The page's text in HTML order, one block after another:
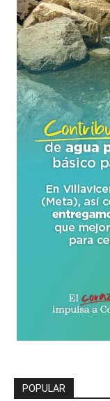
POPULAR